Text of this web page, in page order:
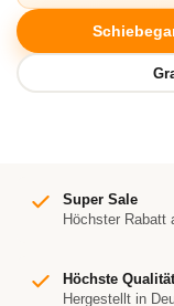
Super Sale
Höchster Rabatt
Höchste Qualität
Hergestellt in